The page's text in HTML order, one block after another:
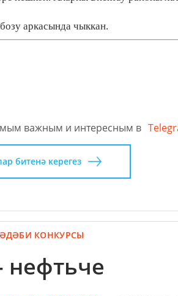
аркасында чыккан.
важным и интересным в
битенә керегез
КОНКУРСЫ
нефтьче